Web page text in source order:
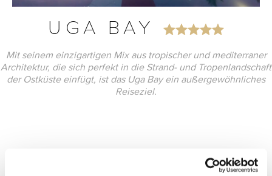
UGA BAY
Mit seinem einzigartigen Mix aus tropischer und mediterraner
Architektur, die sich perfekt in die Strand- und Tropenlandschaft
der Ostküste einfügt, ist das Uga Bay ein außergewöhnliches
Reiseziel.